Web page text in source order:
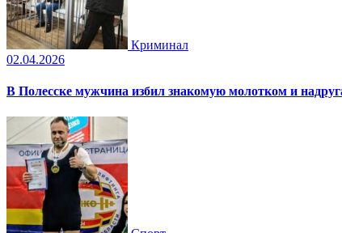
Криминал
02.04.2026
В Полесске мужчина избил знакомую молотком и